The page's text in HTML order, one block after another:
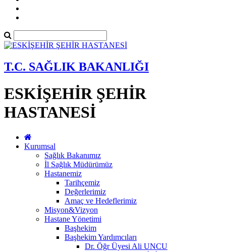
T.C. SAĞLIK BAKANLIĞI
ESKİŞEHİR ŞEHİR
HASTANESİ
Kurumsal
Sağlık Bakanımız
İl Sağlık Müdürümüz
Hastanemiz
Tarihçemiz
Değerlerimiz
Amaç ve Hedeflerimiz
Misyon&Vizyon
Hastane Yönetimi
Başhekim
Başhekim Yardımcıları
Dr. Öğr Üyesi Ali UNCU